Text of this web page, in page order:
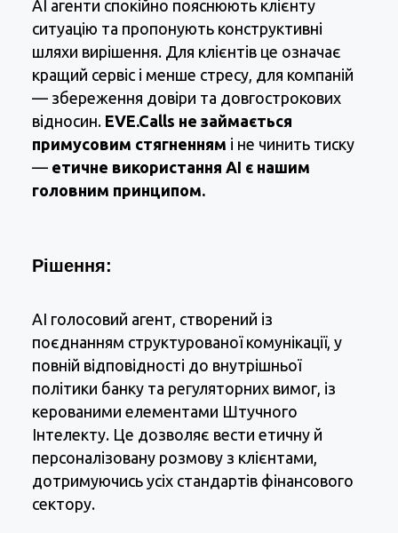
АІ агенти спокійно пояснюють клієнту
ситуацію та пропонують конструктивні
шляхи вирішення. Для клієнтів це означає
кращий сервіс і менше стресу, для компаній
— збереження довіри та довгострокових
відносин. EVE.Calls не займається
примусовим стягненням і не чинить тиску
— етичне використання AI є нашим
головним принципом.
Рішення:
AI голосовий агент, створений із
поєднанням структурованої комунікації, у
повній відповідності до внутрішньої
політики банку та регуляторних вимог, із
керованими елементами Штучного
Інтелекту. Це дозволяє вести етичну й
персоналізовану розмову з клієнтами,
дотримуючись усіх стандартів фінансового
сектору.